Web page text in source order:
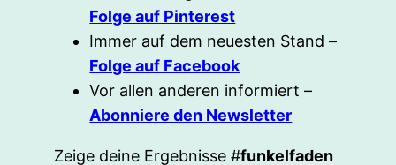
Folge auf Pinterest
Immer auf dem neuesten Stand –
Folge auf Facebook
Vor allen anderen informiert –
Abonniere den Newsletter
Zeige deine Ergebnisse #funkelfaden